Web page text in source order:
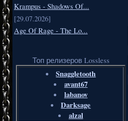
Krampus - Shadows Of...
[29.07.2026]
Age Of Rage - The Lo...
Топ релизеров Lossless
Snaggletooth
avant67
labanov
Darksage
alzal